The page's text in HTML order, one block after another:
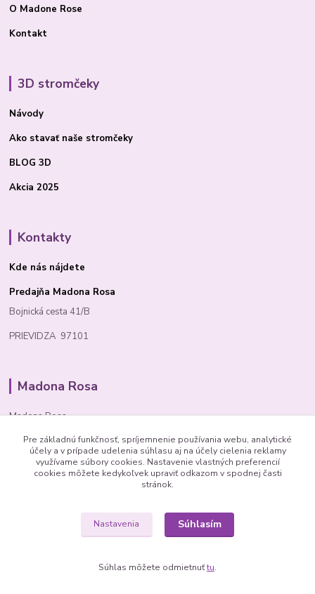
O Madone Rose
Kontakt
3D stromčeky
Návody
Ako stavať naše stromčeky
BLOG 3D
Akcia 2025
Kontakty
Kde nás nájdete
Predajňa Madona Rosa
Bojnická cesta 41/B
PRIEVIDZA 97101
Madona Rosa
Madona Rosa
Richard
+421 905 276 211
© 1992 Madona Rosa Company
Pre základnú funkčnosť, spríjemnenie používania webu, analytické
účely a v prípade udelenia súhlasu aj na účely cielenia reklamy
využívame súbory cookies. Nastavenie vlastných preferencií
cookies môžete kedykoľvek upraviť odkazom v spodnej časti
stránok.
Nastavenia Súhlasím
Súhlas môžete odmietnuťtu.